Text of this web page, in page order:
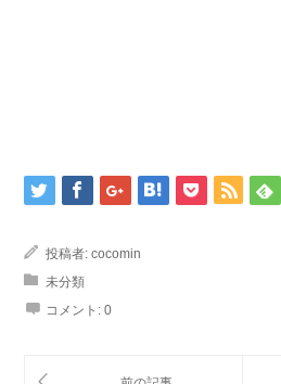
投稿者: cocomin
未分類
コメント: 0